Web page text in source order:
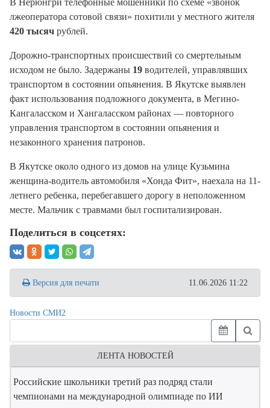
В Нерюнгри телефонные мошенники по схеме «звонок
лжеоператора сотовой связи» похитили у местного жителя
420 тысяч рублей.
Дорожно-транспортных происшествий со смертельным
исходом не было. Задержаны 19 водителей, управлявших
транспортом в состоянии опьянения. В Якутске выявлен
факт использования подложного документа, в Мегино-
Кангаласском и Хангаласском районах — повторного
управления транспортом в состоянии опьянения и
незаконного хранения патронов.
В Якутске около одного из домов на улице Кузьмина
женщина-водитель автомобиля «Хонда Фит», наехала на 11-
летнего ребенка, перебегавшего дорогу в неположенном
месте. Мальчик с травмами был госпитализирован.
Поделиться в соцсетях:
Версия для печати 11.06.2026 11:22
Новости СМИ2
ЛЕНТА НОВОСТЕЙ
Российские школьники третий раз подряд стали
чемпионами на международной олимпиаде по ИИ